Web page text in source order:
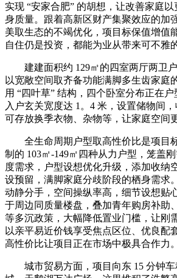
实现 “安家合肥” 的胡想，让改善家庭
身质量。跟着高新区财产集聚效应的加
美取生态的不竭优化，项目标保值增值
自住仍是投资，都能为业从带来可不雅
建建面积约 129㎡的四室两厅两卫户
以宽敞空间取齐备功能满脚多生齿家庭
用 “四叶草” 结构，四个卧室分布正在户
入户玄关宽度达 1。4 米，设置储物间
可存放换季衣物、杂物等，让家庭空间
全生命周期户型取高性价比是项目
制的 103㎡-149㎡四种从力户型，笼盖
度需求，户型设想优化升级，添加收纳
设预留，满脚家庭分歧阶段的栖身需求
动静分手，空间操纵率高，细节设想贴
于周边同质量楼盘，叠加青年购房补助
等多沉政策，大幅降低置业门槛，让刚
以亲平易近价钱享受焦点区位、优良配
高性价比让项目正在市场中极具合作力。
城市贸易方面，项目向东 15 分钟车